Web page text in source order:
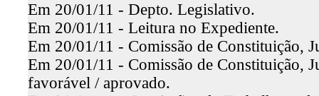
Em 20/01/11 - Depto. Legislativo.
Em 20/01/11 - Leitura no Expediente.
Em 20/01/11 - Comissão de Constituição,
Em 20/01/11 - Comissão de Constituição,
favorável / aprovado.